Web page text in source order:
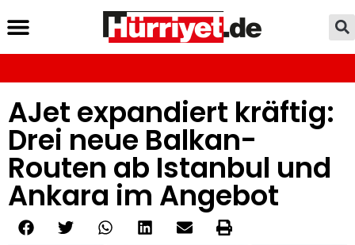
AJet expandiert kräftig:
Drei neue Balkan-
Routen ab Istanbul und
Ankara im Angebot